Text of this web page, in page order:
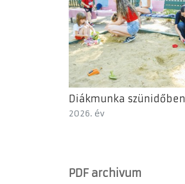
Diákmunka szünidőben
2026. év
PDF archivum